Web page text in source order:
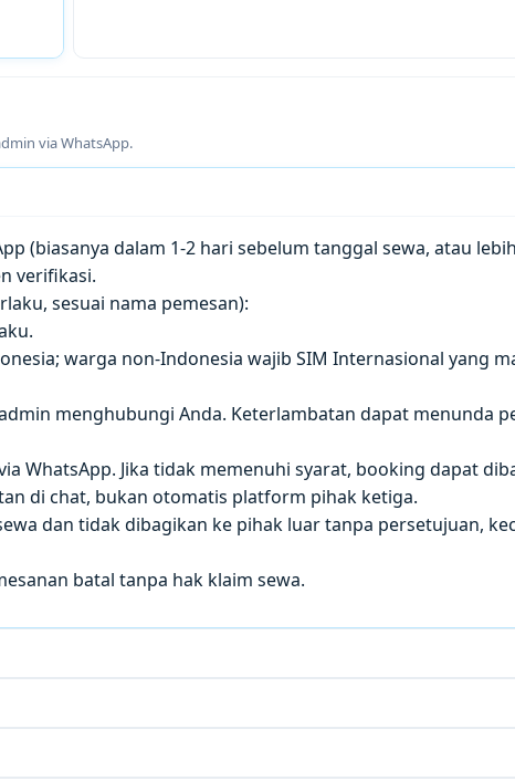
via WhatsApp.
(biasanya dalam 1-2 hari sebelum tanggal sewa, atau
verifikasi.
sesuai nama pemesan):
warga non-Indonesia wajib SIM Internasional yang
menghubungi Anda. Keterlambatan dapat menunda
WhatsApp. Jika tidak memenuhi syarat, booking dapat
di chat, bukan otomatis platform pihak ketiga.
dan tidak dibagikan ke pihak luar tanpa persetujuan,
batal tanpa hak klaim sewa.